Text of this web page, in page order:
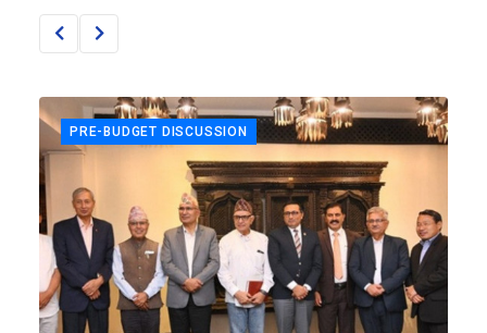
PRE-BUDGET DISCUSSION